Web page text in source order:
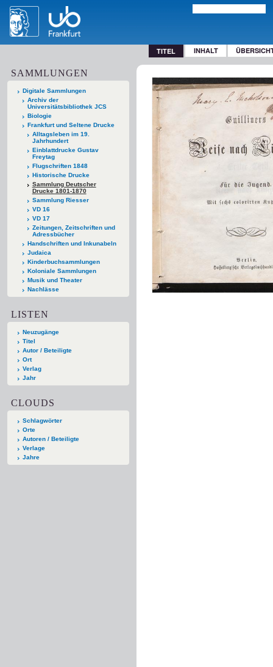
TITEL INHALT
SAMMLUNGEN
Digitale Sammlungen
Archiv der
Universitätsbibliothek JCS
Biologie
Frankfurt und Seltene Drucke
Alltagsleben im 19.
Jahrhundert
Einblattdrucke Gustav
Freytag
Flugschriften 1848
Historische Drucke
Sammlung Deutscher
Drucke 1801-1870
Sammlung Riesser
VD 16
VD 17
Zeitungen, Zeitschriften und
Adressbücher
Handschriften und Inkunabeln
Judaica
Kinderbuchsammlungen
Koloniale Sammlungen
Musik und Theater
Nachlässe
LISTEN
Neuzugänge
Titel
Autor / Beteiligte
Ort
Verlag
Jahr
CLOUDS
Schlagwörter
Orte
Autoren / Beteiligte
Verlage
Jahre